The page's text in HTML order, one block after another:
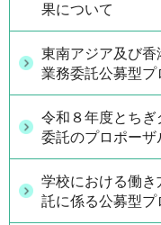
果について
東南アジア及び
業務委託公募型プ
令和８年度とち
委託のプロポーザ
学校における働
託に係る公募型プ